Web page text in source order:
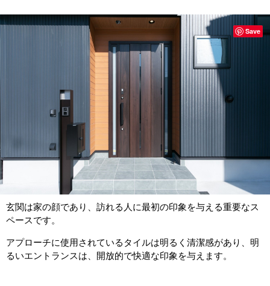
玄関は家の顔であり、訪れる人に最初の印象を与える重要なス
ペースです。
アプローチに使用されているタイルは明るく清潔感があり、明
るいエントランスは、開放的で快適な印象を与えます。
Save